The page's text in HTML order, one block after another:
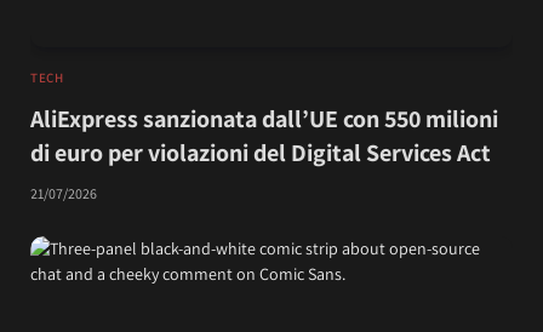
TECH
AliExpress sanzionata dall’UE con 550 milioni
di euro per violazioni del Digital Services Act
21/07/2026